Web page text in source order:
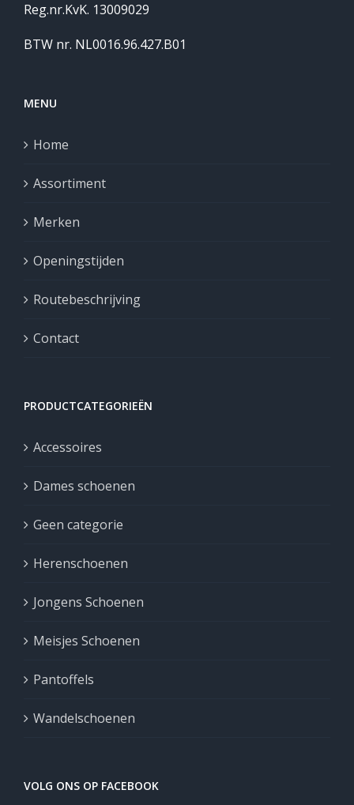
Reg.nr.KvK. 13009029
BTW nr. NL0016.96.427.B01
MENU
Home
Assortiment
Merken
Openingstijden
Routebeschrijving
Contact
PRODUCTCATEGORIEËN
Accessoires
Dames schoenen
Geen categorie
Herenschoenen
Jongens Schoenen
Meisjes Schoenen
Pantoffels
Wandelschoenen
VOLG ONS OP FACEBOOK